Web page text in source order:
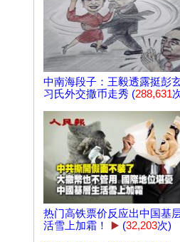
中南海段子：王毅透露挺彭
习氏外交撒币走秀 (288,631
热门高铁票价反应出中国基
活雪上加霜！
▶️ (32,203次)